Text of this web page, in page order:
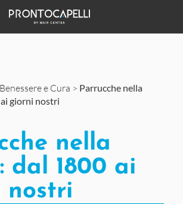
Benessere e Cura > Parrucche nella
giorni nostri
nella
dal 1800 ai
nostri